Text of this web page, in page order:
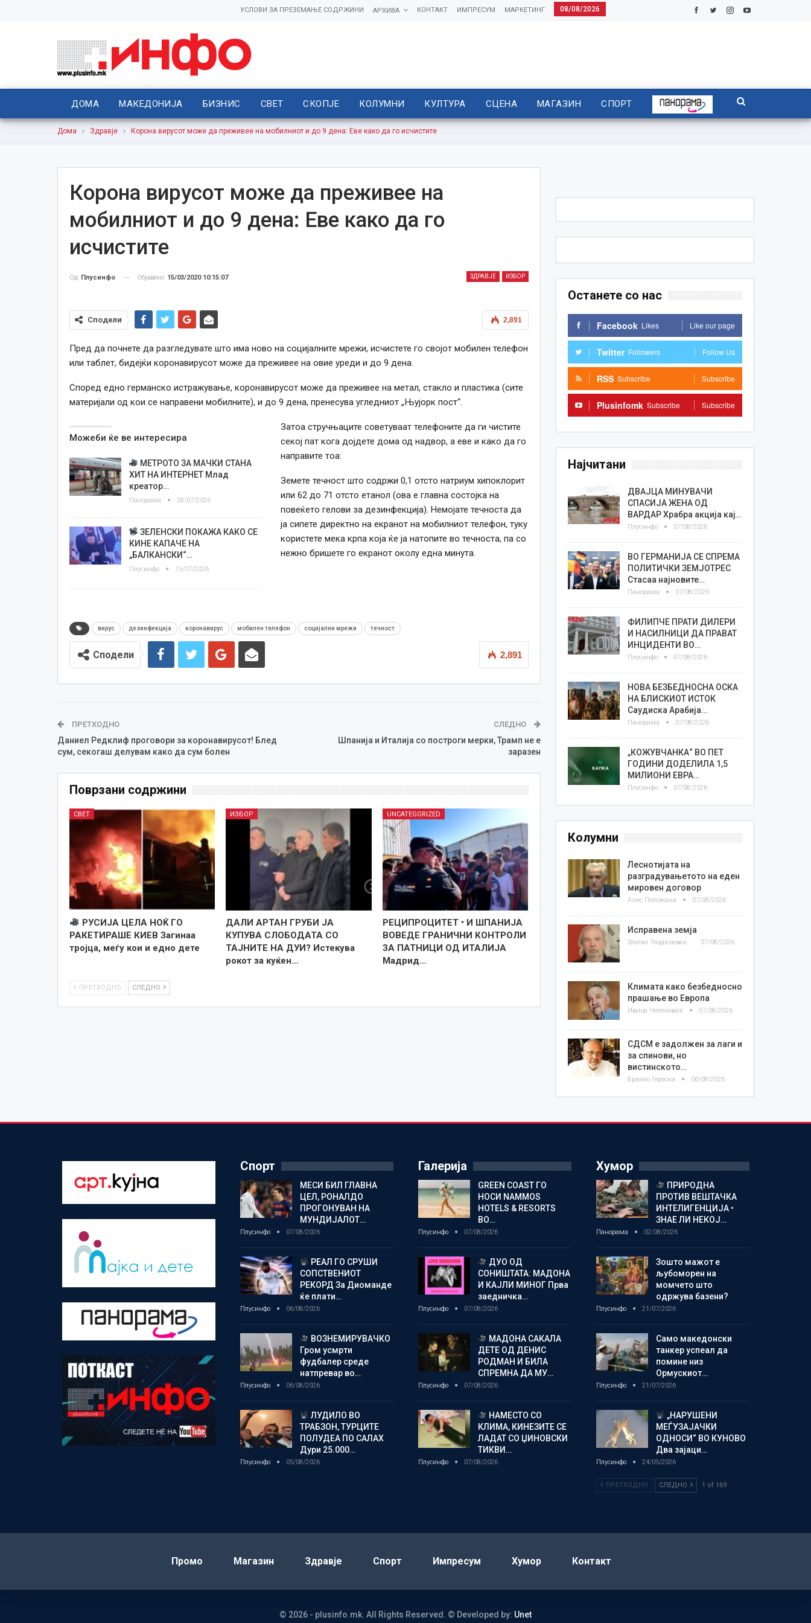
08/08/2026
МАРКЕТИНГ
ИМПРЕСУМ
КОНТАКТ
АРХИВА
УСЛОВИ ЗА ПРЕЗЕМАЊЕ СОДРЖИНИ
ДОМА МАКЕДОНИЈА БИЗНИС СВЕТ СКОПЈЕ КОЛУМНИ КУЛТУРА СЦЕНА МАГАЗИН СПОРТ
Дома Здравје Корона вирусот може да преживее на мобилниот и до 9 дена: Еве како да го исчистите
Корона вирусот може да преживее на
мобилниот и до 9 дена: Еве како да го
исчистите
ЗДРАВЈЕ ИЗБОР
Од Плусинфо Објавено 15/03/2020 10:15:07
2,891
Сподели
Пред да почнете да разгледувате што има ново на социјалните мрежи, исчистете го својот мобилен телефон
или таблет, бидејќи коронавирусот може да преживее на овие уреди и до 9 дена.
Според едно германско истражување, коронавирусот може да преживее на метал, стакло и пластика (сите
материјали од кои се направени мобилните), и до 9 дена, пренесува угледниот „Њујорк пост“.
Можеби ќе ве интересира
МЕТРОТО ЗА МАЧКИ СТАНА
ХИТ НА ИНТЕРНЕТ Млад
креатор…
Панорама 28/07/2026
ЗЕЛЕНСКИ ПОКАЖА КАКО СЕ
КИНЕ КАПАЧЕ НА
„БАЛКАНСКИ“…
Плусинфо 15/07/2026
Затоа стручњаците советуваат телефоните да ги чистите
секој пат кога дојдете дома од надвор, а еве и како да го
направите тоа:
Земете течност што содржи 0,1 отсто натриум хипоклорит
или 62 до 71 отсто етанол (ова е главна состојка на
повеќето гелови за дезинфекција). Немојате течноста да
ја сипете директно на екранот на мобилниот телефон, туку
користете мека крпа која ќе ја натопите во течноста, па со
нежно бришете го екранот околу една минута.
вирус дезинфекција коронавирус мобилен телефон социјални мрежи течност
2,891
Сподели
ПРЕТХОДНО
Даниел Редклиф проговори за коронавирусот! Блед
сум, секогаш делувам како да сум болен
СЛЕДНО
Шпанија и Италија со построги мерки, Трамп не е
заразен
Поврзани содржини
СВЕТ
РУСИЈА ЦЕЛА НОЌ ГО
РАКЕТИРАШЕ КИЕВ Загинаа
тројца, меѓу кои и едно дете
ИЗБОР
ДАЛИ АРТАН ГРУБИ ЈА
КУПУВА СЛОБОДАТА СО
ТАЈНИТЕ НА ДУИ? Истекува
рокот за куќен…
UNCATEGORIZED
РЕЦИПРОЦИТЕТ • И ШПАНИЈА
ВОВЕДЕ ГРАНИЧНИ КОНТРОЛИ
ЗА ПАТНИЦИ ОД ИТАЛИЈА
Мадрид…
ПРЕТХОДНО СЛЕДНО
Останете со нас
Facebook Likes Like our page
Twitter Followers Follow Us
RSS Subscribe Subscribe
Plusinfomk Subscribe Subscribe
Најчитани
ДВАЈЦА МИНУВАЧИ
СПАСИЈА ЖЕНА ОД
ВАРДАР Храбра акција кај…
Плусинфо 07/08/2026
ВО ГЕРМАНИЈА СЕ СПРЕМА
ПОЛИТИЧКИ ЗЕМЈОТРЕС
Стасаа најновите…
Панорама 07/08/2026
ФИЛИПЧЕ ПРАТИ ДИЛЕРИ
И НАСИЛНИЦИ ДА ПРАВАТ
ИНЦИДЕНТИ ВО…
Плусинфо 07/08/2026
НОВА БЕЗБЕДНОСНА ОСКА
НА БЛИСКИОТ ИСТОК
Саудиска Арабија…
Панорама 07/08/2026
„КОЖУВЧАНКА“ ВО ПЕТ
ГОДИНИ ДОДЕЛИЛА 1,5
МИЛИОНИ ЕВРА…
Плусинфо 07/08/2026
Колумни
Леснотијата на
разградувањетото на еден
мировен договор
Азис Положани 07/08/2026
Исправена земја
Златко Теодосиевски 07/08/2026
Климата како безбедносно
прашање во Европа
Ивица Челиковиќ 07/08/2026
СДСМ е задолжен за лаги и
за спинови, но
вистинското…
Бранко Героски 06/08/2026
Спорт
МЕСИ БИЛ ГЛАВНА
ЦЕЛ, РОНАЛДО
ПРОГОНУВАН НА
МУНДИЈАЛОТ…
Плусинфо 07/08/2026
РЕАЛ ГО СРУШИ
СОПСТВЕНИОТ
РЕКОРД За Диоманде
ќе плати…
Плусинфо 06/08/2026
ВОЗНЕМИРУВАЧКО
Гром усмрти
фудбалер среде
натпревар во…
Плусинфо 06/08/2026
ЛУДИЛО ВО
ТРАБЗОН, ТУРЦИТЕ
ПОЛУДЕА ПО САЛАХ
Дури 25.000…
Плусинфо 05/08/2026
Галерија
GREEN COAST ГО
НОСИ NAMMOS
HOTELS & RESORTS
ВО…
Плусинфо 07/08/2026
ДУО ОД
СОНИШТАТА: МАДОНА
И КАЈЛИ МИНОГ Прва
заедничка…
Плусинфо 07/08/2026
МАДОНА САКАЛА
ДЕТЕ ОД ДЕНИС
РОДМАН И БИЛА
СПРЕМНА ДА МУ…
Плусинфо 07/08/2026
НАМЕСТО СО
КЛИМА, КИНЕЗИТЕ СЕ
ЛАДАТ СО ЏИНОВСКИ
ТИКВИ…
Плусинфо 07/08/2026
Хумор
ПРИРОДНА
ПРОТИВ ВЕШТАЧКА
ИНТЕЛИГЕНЦИЈА •
ЗНАЕ ЛИ НЕКОЈ…
Панорама 02/08/2026
Зошто мажот е
љубоморен на
момчето што
одржува базени?
Плусинфо 21/07/2026
Само македонски
танкер успеал да
помине низ
Ормускиот…
Плусинфо 21/07/2026
„НАРУШЕНИ
МЕЃУЗАЈАЧКИ
ОДНОСИ“ ВО КУНОВО
Два зајаци…
Плусинфо 24/05/2026
ПРЕТХОДНО СЛЕДНО 1 of 169
Промо Магазин Здравје Спорт Импресум Хумор Контакт
© 2026 - plusinfo.mk. All Rights Reserved. © Developed by: Unet